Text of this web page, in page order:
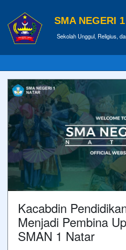
SMA NEGERI
Sekolah Unggul, Religius,
Kacabdin
Menjadi Pembina
SMAN 1 Natar